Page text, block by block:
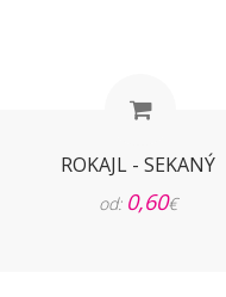
ROKAJL - SEKANÝ
od: 0,60€